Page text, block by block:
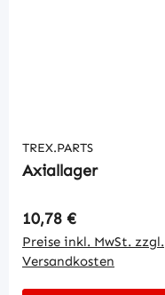
TREX.PARTS
Axiallager
Regulärer Preis:
10,78 €
Preise inkl. MwSt. zzgl.
Versandkosten